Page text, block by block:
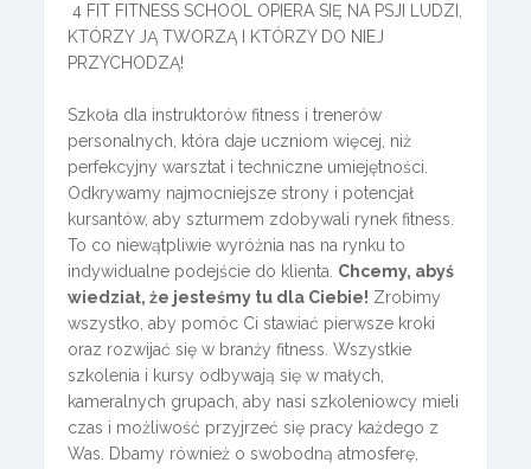
4 FIT FITNESS SCHOOL OPIERA SIĘ NA PSJI LUDZI,
KTÓRZY JĄ TWORZĄ I KTÓRZY DO NIEJ
PRZYCHODZĄ!
Szkoła dla instruktorów fitness i trenerów
personalnych, która daje uczniom więcej, niż
perfekcyjny warsztat i techniczne umiejętności.
Odkrywamy najmocniejsze strony i potencjał
kursantów, aby szturmem zdobywali rynek fitness.
To co niewątpliwie wyróżnia nas na rynku to
indywidualne podejście do klienta. Chcemy, abyś
wiedział, że jesteśmy tu dla Ciebie! Zrobimy
wszystko, aby pomóc Ci stawiać pierwsze kroki
oraz rozwijać się w branży fitness. Wszystkie
szkolenia i kursy odbywają się w małych,
kameralnych grupach, aby nasi szkoleniowcy mieli
czas i możliwość przyjrzeć się pracy każdego z
Was. Dbamy również o swobodną atmosferę,